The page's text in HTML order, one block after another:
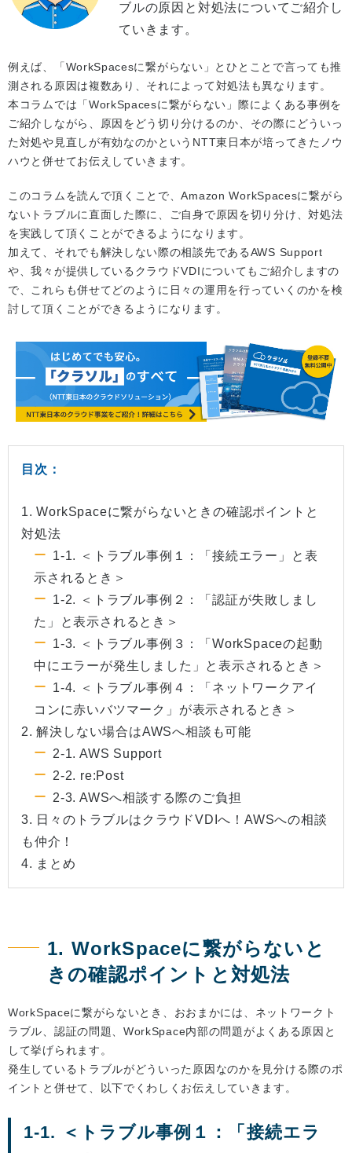
ブルの原因と対処法についてご紹介し
ていきます。
例えば、「WorkSpacesに繋がらない」とひとことで言っても推
測される原因は複数あり、それによって対処法も異なります。
本コラムでは「WorkSpacesに繋がらない」際によくある事例を
ご紹介しながら、原因をどう切り分けるのか、その際にどういっ
た対処や見直しが有効なのかというNTT東日本が培ってきたノウ
ハウと併せてお伝えしていきます。
このコラムを読んで頂くことで、Amazon WorkSpacesに繋がら
ないトラブルに直面した際に、ご自身で原因を切り分け、対処法
を実践して頂くことができるようになります。
加えて、それでも解決しない際の相談先であるAWS Support
や、我々が提供しているクラウドVDIについてもご紹介しますの
で、これらも併せてどのように日々の運用を行っていくのかを検
討して頂くことができるようになります。
目次：
1. WorkSpaceに繋がらないときの確認ポイントと
対処法
1-1. ＜トラブル事例１：「接続エラー」と表
示されるとき＞
1-2. ＜トラブル事例２：「認証が失敗しまし
た」と表示されるとき＞
1-3. ＜トラブル事例３：「WorkSpaceの起動
中にエラーが発生しました」と表示されるとき＞
1-4. ＜トラブル事例４：「ネットワークアイ
コンに赤いバツマーク」が表示されるとき＞
2. 解決しない場合はAWSへ相談も可能
2-1. AWS Support
2-2. re:Post
2-3. AWSへ相談する際のご負担
3. 日々のトラブルはクラウドVDIへ！AWSへの相談
も仲介！
4. まとめ
1. WorkSpaceに繋がらないと
きの確認ポイントと対処法
WorkSpaceに繋がらないとき、おおまかには、ネットワークト
ラブル、認証の問題、WorkSpace内部の問題がよくある原因と
して挙げられます。
発生しているトラブルがどういった原因なのかを見分ける際のポ
イントと併せて、以下でくわしくお伝えしていきます。
1-1. ＜トラブル事例１：「接続エラ